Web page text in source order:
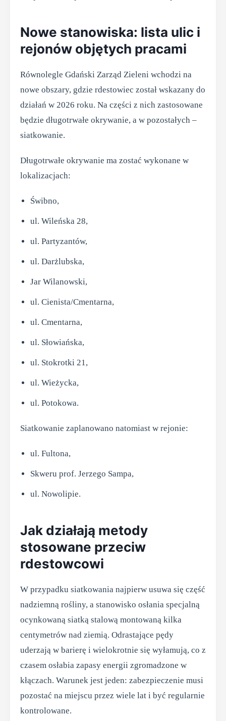
Nowe stanowiska: lista ulic i
rejonów objętych pracami
Równolegle Gdański Zarząd Zieleni wchodzi na
nowe obszary, gdzie rdestowiec został wskazany do
działań w 2026 roku. Na części z nich zastosowane
będzie długotrwałe okrywanie, a w pozostałych –
siatkowanie.
Długotrwałe okrywanie ma zostać wykonane w
lokalizacjach:
Świbno,
ul. Wileńska 28,
ul. Partyzantów,
ul. Darżlubska,
Jar Wilanowski,
ul. Cienista/Cmentarna,
ul. Cmentarna,
ul. Słowiańska,
ul. Stokrotki 21,
ul. Wieżycka,
ul. Potokowa.
Siatkowanie zaplanowano natomiast w rejonie:
ul. Fultona,
Skweru prof. Jerzego Sampa,
ul. Nowolipie.
Jak działają metody
stosowane przeciw
rdestowcowi
W przypadku siatkowania najpierw usuwa się część
nadziemną rośliny, a stanowisko osłania specjalną
ocynkowaną siatką stalową montowaną kilka
centymetrów nad ziemią. Odrastające pędy
uderzają w barierę i wielokrotnie się wyłamują, co z
czasem osłabia zapasy energii zgromadzone w
kłączach. Warunek jest jeden: zabezpieczenie musi
pozostać na miejscu przez wiele lat i być regularnie
kontrolowane.